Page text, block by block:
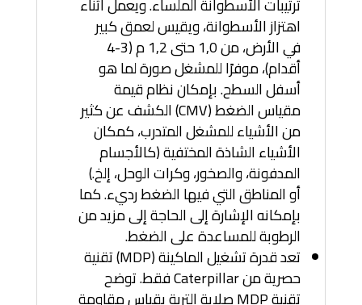
ترتيبات الأسطوانة الملساء. ويعمل أثناء
اهتزاز الأسطوانة، ويقيس لعمق كبير
في الأرض، من 1,0 حتى 1,2 م (3-4
أقدام)، موفرًا للمشغل صورة لما هو
أسفل السطح. بإمكان نظام قيمة
مقياس الضغط (CMV) الكشف عن كثير
من الأشياء للمشغل المتدرب، كمكان
الأشياء الشاذة المختفية (كالأجسام
المدفونة، والصخور، وكرات الوحل، إلخ.)
أو المناطق التي فيها الضغط رديء. كما
بإمكانه الإشارة إلى الحاجة إلى مزيد من
الرطوبة للمساعدة على الضغط.
تعد قدرة تشغيل الماكينة (MDP) تقنية
حصرية من Caterpillar فقط. توضح
تقنية MDP صلابة التربة بقياس مقاومة